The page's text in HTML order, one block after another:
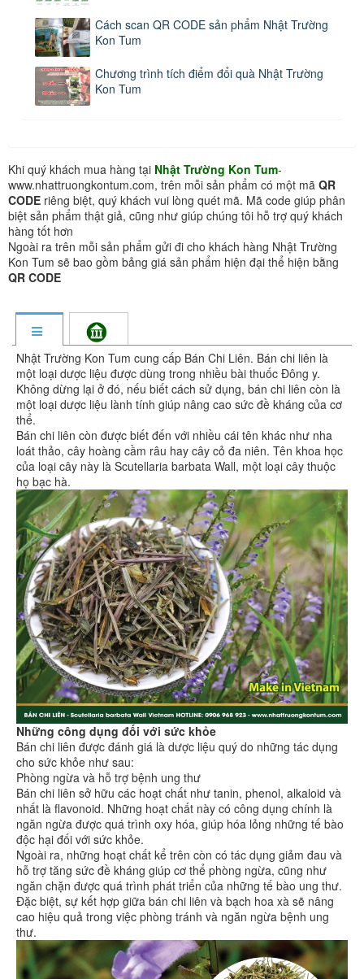
Cách scan QR CODE sản phẩm Nhật Trường
Kon Tum
Chương trình tích điểm đổi quà Nhật Trường
Kon Tum
Khi quý khách mua hàng tại Nhật Trường Kon Tum-
www.nhattruongkontum.com, trên mỗi sản phẩm có một mã QR
CODE riêng biệt, quý khách vui lòng quét mã. Mã code giúp phân
biệt sản phẩm thật giả, cũng như giúp chúng tôi hỗ trợ quý khách
hàng tốt hơn
Ngoài ra trên mỗi sản phẩm gửi đi cho khách hàng Nhật Trường
Kon Tum sẽ bao gồm bảng giá sản phẩm hiện đại thể hiện bằng
QR CODE
Nhật Trường Kon Tum cung cấp Bán Chi Liên. Bán chi liên là
một loại dược liệu được dùng trong nhiều bài thuốc Đông y.
Không dừng lại ở đó, nếu biết cách sử dụng, bán chi liên còn là
một loại dược liệu lành tính giúp nâng cao sức đề kháng của cơ
thể.
Bán chi liên còn được biết đến với nhiều cái tên khác như nha
loát thảo, cây hoàng cầm râu hay cây cỏ đa niên. Tên khoa học
của loại cây này là Scutellaria barbata Wall, một loại cây thuộc
họ bạc hà.
Những công dụng đối với sức khỏe
Bán chi liên được đánh giá là dược liệu quý do những tác dụng
cho sức khỏe như sau:
Phòng ngừa và hỗ trợ bệnh ung thư
Bán chi liên sở hữu các hoạt chất như tanin, phenol, alkaloid và
nhất là flavonoid. Những hoạt chất này có công dụng chính là
ngăn ngừa được quá trình oxy hóa, giúp hóa lỏng những tế bào
độc hại đối với sức khỏe.
Ngoài ra, những hoạt chất kể trên còn có tác dụng giảm đau và
hỗ trợ tăng sức đề kháng giúp cơ thể phòng ngừa, cũng như
ngăn chặn được quá trình phát triển của những tế bào ung thư.
Đặc biệt, sự kết hợp giữa bán chi liên và bạch hoa xà sẽ nâng
cao hiệu quả trong việc phòng tránh và ngăn ngừa bệnh ung
thư.